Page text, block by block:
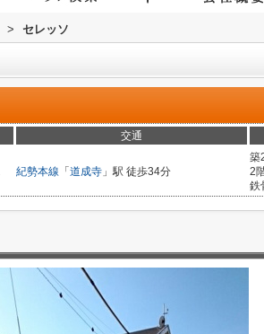
> セレッソ
交通
紀勢本線 「 道成寺 」駅 徒歩34分
築
2
鉄